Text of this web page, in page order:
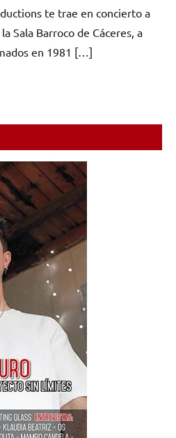
te trae en concierto a
Sala Barroco de Cáceres, a
en 1981 […]